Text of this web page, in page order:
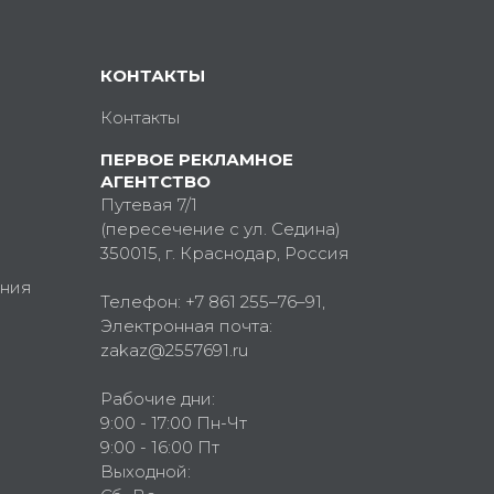
КОНТАКТЫ
Контакты
ПЕРВОЕ РЕКЛАМНОЕ
АГЕНТСТВО
Путевая 7/1
(пересечение с ул. Седина)
350015, г. Краснодар, Россия
Телефон: +7 861 255–76–91,
Электронная почта:
zakaz@2557691.ru
Рабочие дни:
9:00 - 17:00 Пн-Чт
9:00 - 16:00 Пт
Выходной: